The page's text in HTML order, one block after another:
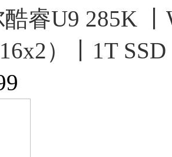
睿U9 285K
）丨1T SSD